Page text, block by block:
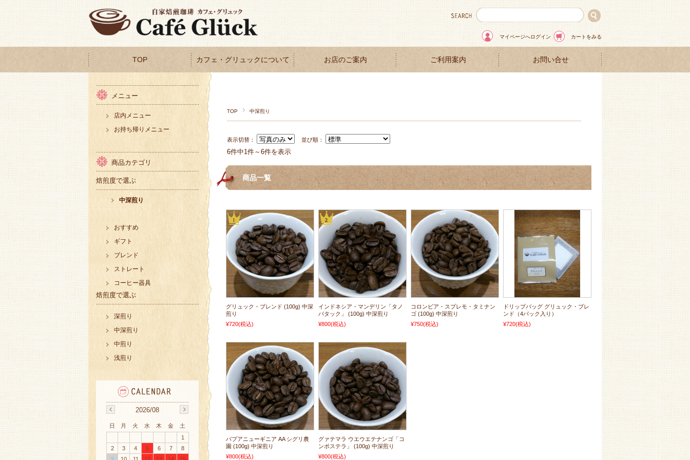
マイページへログイン カートをみる
TOP カフェ・グリュックについて お店のご案内 ご利用案内 お問い合せ
TOP 中深煎り
表示切替： 並び順：
6件中1件～6件を表示
商品一覧
グリュック・ブレンド (100g) 中深
煎り
¥720(税込)
インドネシア・マンデリン「タノ
バタック」 (100g) 中深煎り
¥800(税込)
コロンビア・スプレモ・タミナン
ゴ (100g) 中深煎り
¥750(税込)
ドリップバッグ グリュック・ブレ
ンド（4パック入り）
¥720(税込)
パプアニューギニア AA シグリ農
園 (100g) 中深煎り
¥800(税込)
グァテマラ ウエウエテナンゴ「コ
ンポステラ」 (100g) 中深煎り
¥800(税込)
メニュー
店内メニュー
お持ち帰りメニュー
商品カテゴリ
焙煎度で選ぶ
中深煎り
おすすめ
ギフト
ブレンド
ストレート
コーヒー器具
焙煎度で選ぶ
深煎り
中深煎り
中煎り
浅煎り
2026/08
日 月 火 水 木 金
土
1
2
3 4 5 6 7
8